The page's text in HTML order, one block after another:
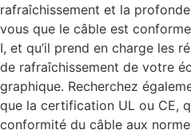
rafraîchissement et la
vous que le câble est
I, et qu’il prend en charge les
de rafraîchissement de votre
graphique. Recherchez
que la certification UL ou CE,
conformité du câble aux